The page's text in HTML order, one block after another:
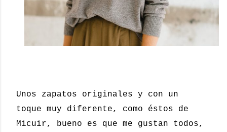
Unos zapatos originales y con un
toque muy diferente, como éstos de
Micuir, bueno es que me gustan todos,